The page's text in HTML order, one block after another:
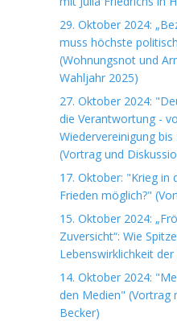
29. Oktober 2024:
muss höchste
(Wohnungsnot und
Wahljahr 2025)
27. Oktober 2024:
die Verantwortung -
Wiedervereinigung
(Vortrag und
17. Oktober: "Krieg in
Frieden möglich?"
15. Oktober 2024:
Zuversicht“: Wie
Lebenswirklichkeit
14. Oktober 2024:
den Medien" (Vortrag
Becker)